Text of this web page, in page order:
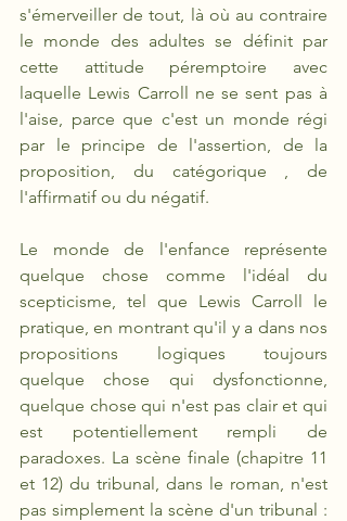
s'émerveiller de tout, là où au contraire
le monde des adultes se définit par
cette attitude péremptoire avec
laquelle Lewis Carroll ne se sent pas à
l'aise, parce que c'est un monde régi
par le principe de l'assertion, de la
proposition, du catégorique , de
l'affirmatif ou du négatif.
Le monde de l'enfance représente
quelque chose comme l'idéal du
scepticisme, tel que Lewis Carroll le
pratique, en montrant qu'il y a dans nos
propositions logiques toujours
quelque chose qui dysfonctionne,
quelque chose qui n'est pas clair et qui
est potentiellement rempli de
paradoxes. La scène finale (chapitre 11
et 12) du tribunal, dans le roman, n'est
pas simplement la scène d'un tribunal :